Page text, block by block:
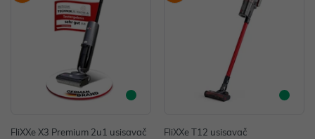
FliXXe X3 Premium 2u1 usisavač FliXXe T12 usisavač